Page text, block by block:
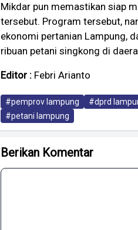
Mikdar pun memastikan siap
tersebut. Program tersebut,
ekonomi pertanian Lampung,
ribuan petani singkong di
Editor : Febri Arianto
#pemprov lampung #dprd
#petani lampung
Berikan Komentar